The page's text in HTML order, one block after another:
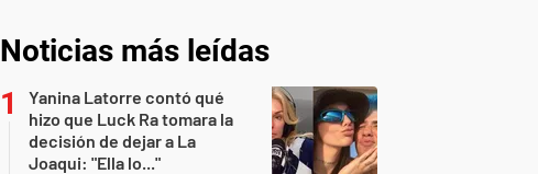
Noticias más leídas
Yanina Latorre contó qué
hizo que Luck Ra tomara la
decisión de dejar a La
Joaqui: "Ella lo..."